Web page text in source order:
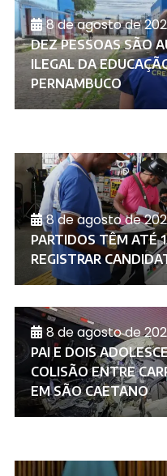
8 de agosto de
DEZ PESSOAS SÃO
ILEGAL DA
PERNAMBUCO
8 de agosto de
PARTIDOS TÊM ATÉ
REGISTRAR
8 de agosto de
PAI E DOIS
COLISÃO ENTRE
EM SÃO CAETANO